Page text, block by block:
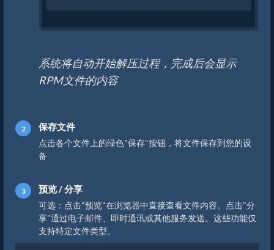
系统将自动开始解压过程，完成后会显示
RPM文件的内容
保存文件
点击各个文件上的绿色"保存"按钮，将文件保存到您的设
备
预览 / 分享
可选：点击"预览"在浏览器中直接查看文件内容。点击"分
享"通过电子邮件、即时通讯或其他服务发送。这些功能仅
支持特定文件类型。